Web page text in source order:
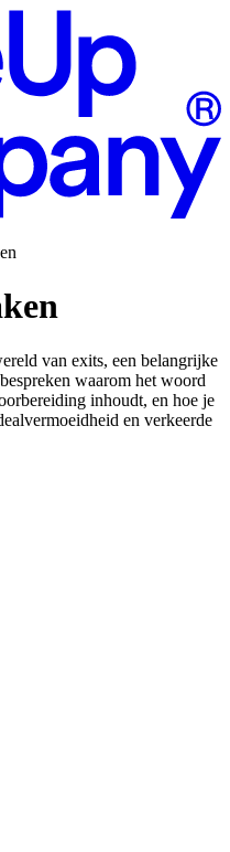
van exits, een belangrijke
waarom het woord
inhoudt, en hoe je
en verkeerde